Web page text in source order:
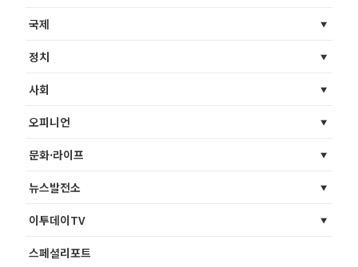
국제
정치
사회
오피니언
문화·라이프
뉴스발전소
이투데이TV
스페셜리포트